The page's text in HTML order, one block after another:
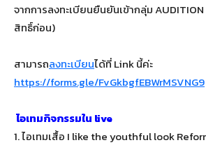
จากการลงทะเบียนยืนยันเข้ากลุ่ม
สิทธิ์ก่อน)
สามารถลงทะเบียนได้ที่ Link นี้ค่ะ
https://forms.gle/FvGkbgfEBWrMSVNG9
ไอเทมกิจกรรมใน live
1. ไอเทมเสื้อ I like the youthful look